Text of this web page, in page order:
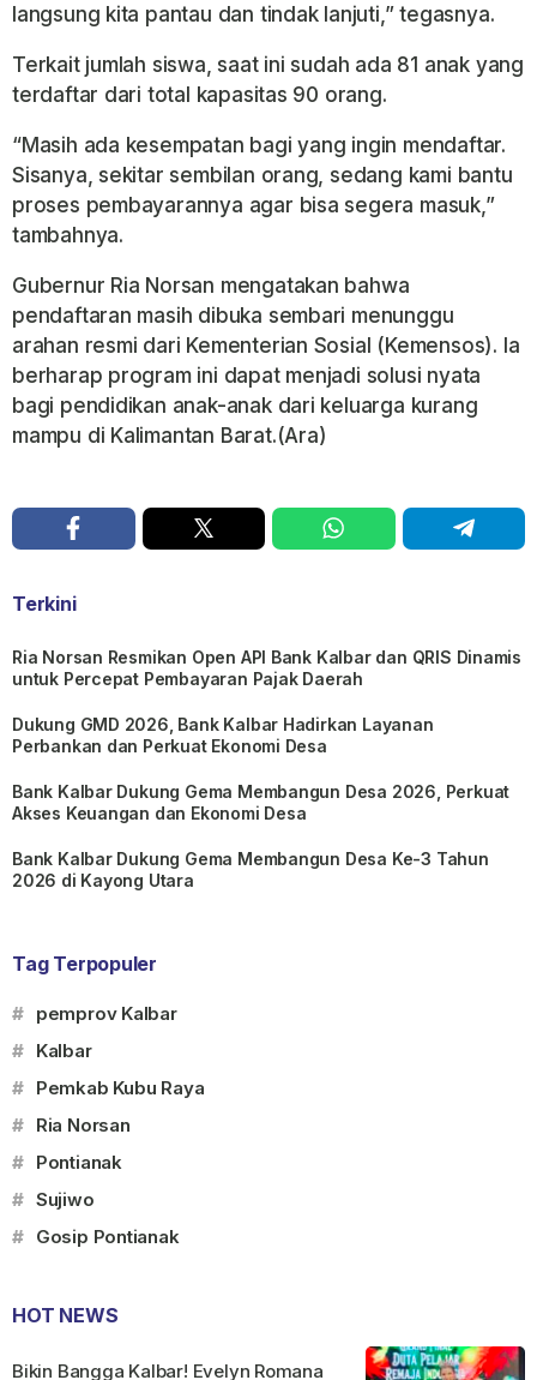
langsung kita pantau dan tindak lanjuti,” tegasnya.
Terkait jumlah siswa, saat ini sudah ada 81 anak yang
terdaftar dari total kapasitas 90 orang.
“Masih ada kesempatan bagi yang ingin mendaftar.
Sisanya, sekitar sembilan orang, sedang kami bantu
proses pembayarannya agar bisa segera masuk,”
tambahnya.
Gubernur Ria Norsan mengatakan bahwa
pendaftaran masih dibuka sembari menunggu
arahan resmi dari Kementerian Sosial (Kemensos). Ia
berharap program ini dapat menjadi solusi nyata
bagi pendidikan anak-anak dari keluarga kurang
mampu di Kalimantan Barat.(Ara)
Terkini
Ria Norsan Resmikan Open API Bank Kalbar dan QRIS Dinamis
untuk Percepat Pembayaran Pajak Daerah
Dukung GMD 2026, Bank Kalbar Hadirkan Layanan
Perbankan dan Perkuat Ekonomi Desa
Bank Kalbar Dukung Gema Membangun Desa 2026, Perkuat
Akses Keuangan dan Ekonomi Desa
Bank Kalbar Dukung Gema Membangun Desa Ke-3 Tahun
2026 di Kayong Utara
Tag Terpopuler
# pemprov Kalbar
# Kalbar
# Pemkab Kubu Raya
# Ria Norsan
# Pontianak
# Sujiwo
# Gosip Pontianak
HOT NEWS
Bikin Bangga Kalbar! Evelyn Romana